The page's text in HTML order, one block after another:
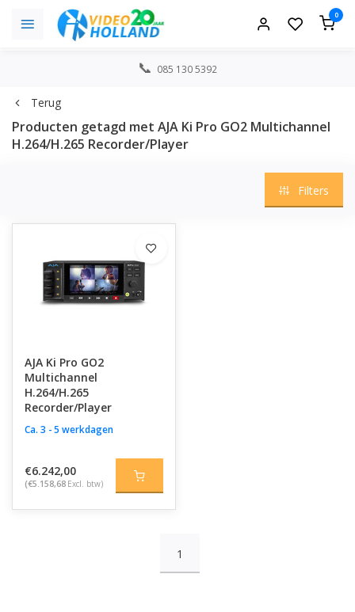
0
085 130 5392
Terug
Producten getagd met AJA Ki Pro GO2 Multichannel
H.264/H.265 Recorder/Player
Filters
AJA Ki Pro GO2
Multichannel
H.264/H.265
Recorder/Player
Ca. 3 - 5 werkdagen
€6.242,00
(€5.158,68 Excl. btw)
1